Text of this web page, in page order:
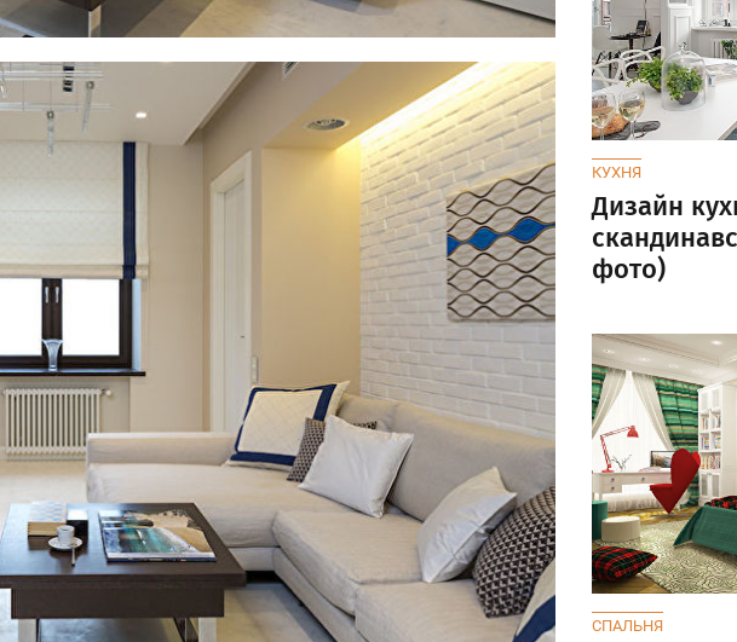
КУХНЯ
Дизайн
фото)
СПАЛЬНЯ